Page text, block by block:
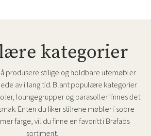
kategorier
å produsere stilige og holdbare utemøbler
av i lang tid. Blant populære kategorier
loungegrupper og parasoller finnes det
Enten du liker stilrene møbler i sobre
farge, vil du finne en favoritt i Brafabs
sortiment.